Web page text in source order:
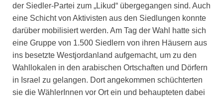
der Siedler-Partei zum „Likud“ übergegangen sind. Auch
eine Schicht von Aktivisten aus den Siedlungen konnte
darüber mobilisiert werden. Am Tag der Wahl hatte sich
eine Gruppe von 1.500 Siedlern von ihren Häusern aus
ins besetzte Westjordanland aufgemacht, um zu den
Wahllokalen in den arabischen Ortschaften und Dörfern
in Israel zu gelangen. Dort angekommen schüchterten
sie die WählerInnen vor Ort ein und behaupteten dabei